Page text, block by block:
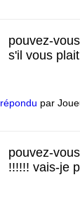
pouvez-
s'il vous
répondu par
pouvez-
!!!!!! vais-je